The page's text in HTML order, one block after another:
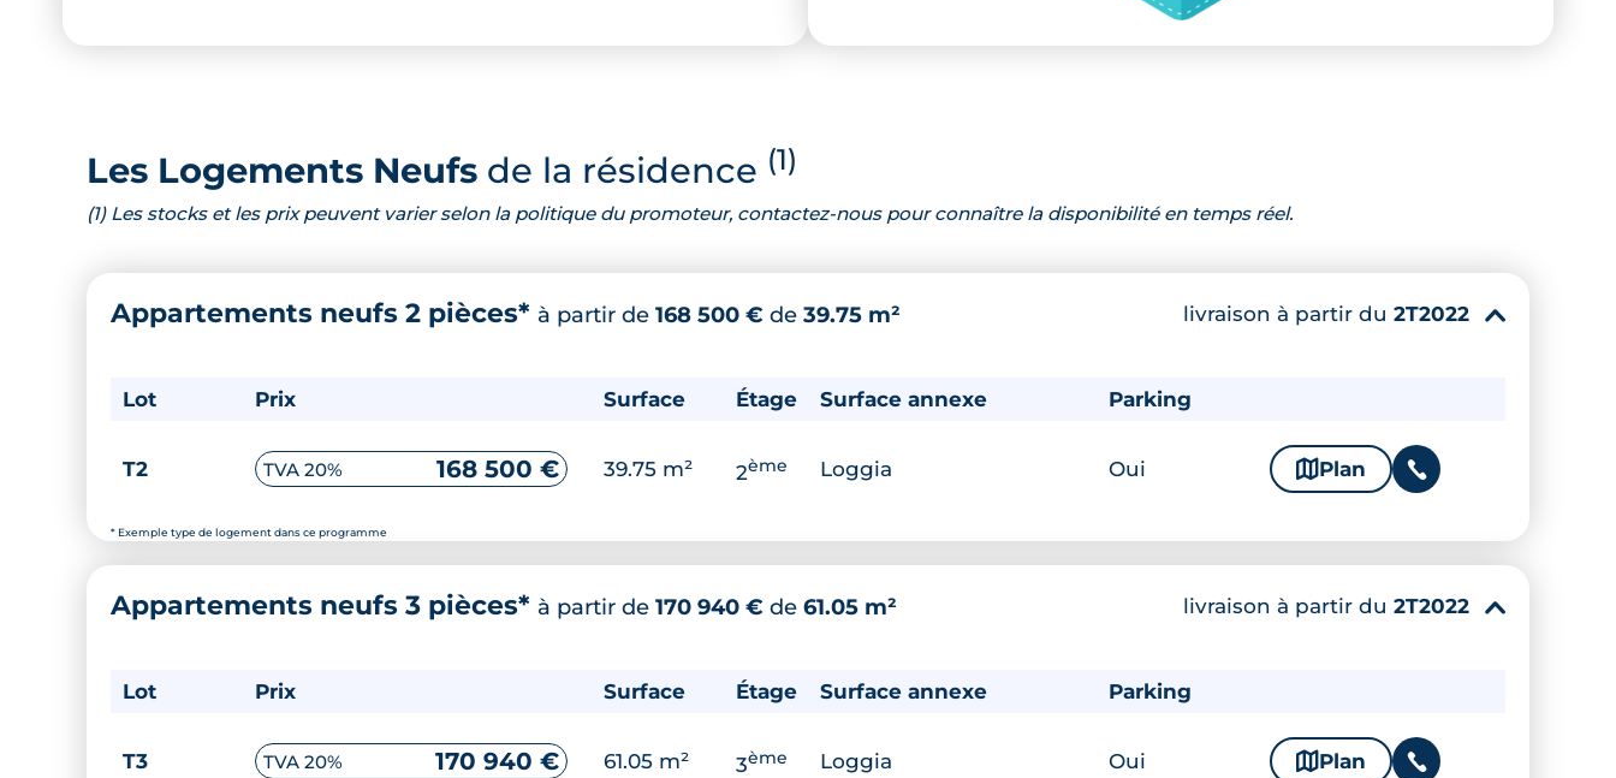
Les Logements Neufs de la résidence (1)
(1) Les stocks et les prix peuvent varier selon la politique du promoteur, contactez-nous pour connaître la disponibilité en temps réel.
Appartements neufs 2 pièces* à partir de 168 500 € de 39.75 m²
* Exemple type de logement dans ce programme
livraison à partir du 2T2022 ▾
Lot Prix Surface Étage Surface annexe Parking
T2 TVA 20% 168 500 € 39.75 m² 2ème Loggia Oui 🗞 Plan 📞
Appartements neufs 3 pièces* à partir de 170 940 € de 61.05 m² livraison à partir du 2T2022 ▾
Lot Prix Surface Étage Surface annexe Parking
T3 TVA 20% 170 940 € 61.05 m² 3ème Loggia Oui 🗞 Plan 📞